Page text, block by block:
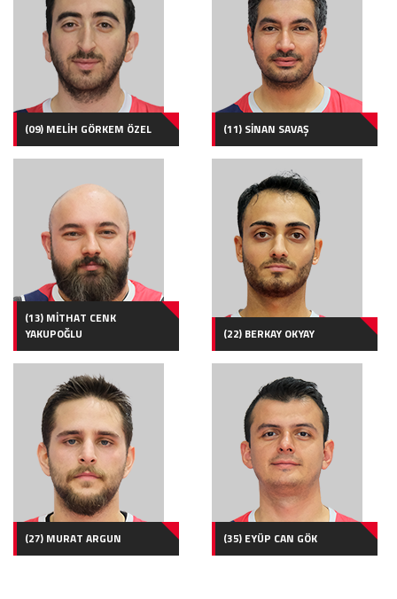
(09) MELİH GÖRKEM ÖZEL (11) SİNAN SAVAŞ
(13) MİTHAT CENK
YAKUPOĞLU
(22) BERKAY OKYAY
(27) MURAT ARGUN (35) EYÜP CAN GÖK